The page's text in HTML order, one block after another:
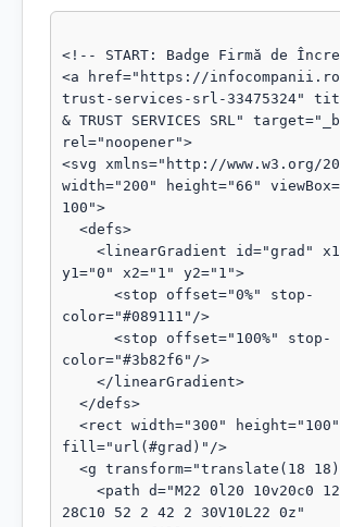
<!-- START: Badge Firmă de
<a href="https://
trust-services-srl-33475324"
& TRUST SERVICES SRL"
rel="noopener">
<svg xmlns="http://www.w3.org/
width="200" height="66"
100">
y1="0" x2="1" y2="1">
color="#089111"/>
color="#3b82f6"/>
fill="url(#grad)"/>
28C10 52 2 42 2 30V10L22 0z"